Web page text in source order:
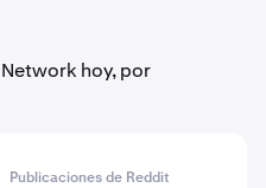
hoy, por
Publicaciones de Reddit